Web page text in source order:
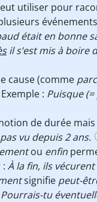
utiliser pour
était en bonne
il s’est mis à boire
cause (comme
: Puisque
de durée
pas vu depuis 2 ans.
ou enfin
À la fin, ils
signifie peut-
Pourrais-tu